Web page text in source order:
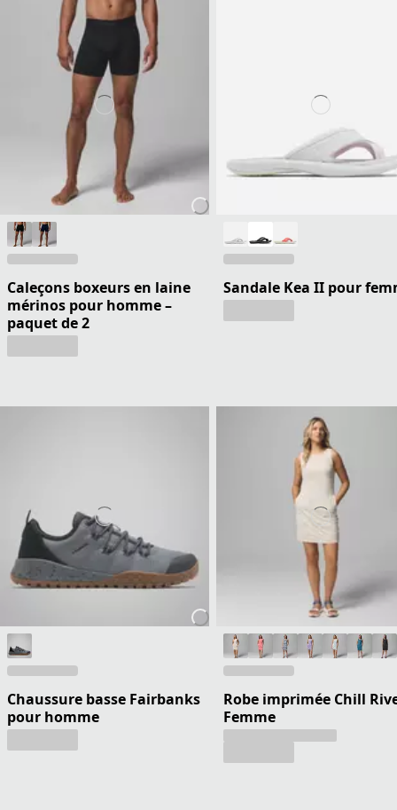
Caleçons boxeurs en laine
mérinos pour homme –
paquet de 2
Sandale Kea II pour
Chaussure basse Fairbanks
pour homme
Robe imprimée Chill
Femme